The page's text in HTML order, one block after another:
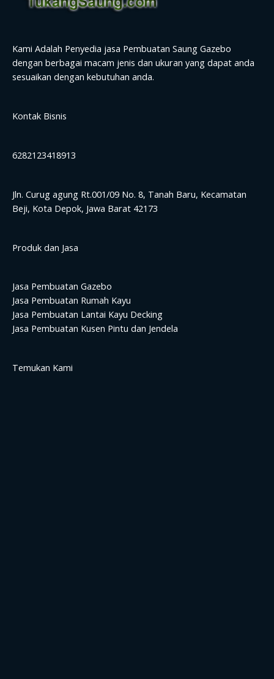
Kami Adalah Penyedia jasa Pembuatan Saung Gazebo
dengan berbagai macam jenis dan ukuran yang dapat anda
sesuaikan dengan kebutuhan anda.
Kontak Bisnis
6282123418913
Jln. Curug agung Rt.001/09 No. 8, Tanah Baru, Kecamatan
Beji, Kota Depok, Jawa Barat 42173
Produk dan Jasa
Jasa Pembuatan Gazebo
Jasa Pembuatan Rumah Kayu
Jasa Pembuatan Lantai Kayu Decking
Jasa Pembuatan Kusen Pintu dan Jendela
Temukan Kami